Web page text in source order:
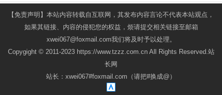
【免责声明】本站内容转载自互联网，其发布内容言论不代表本站观点，
如果其链接、内容的侵犯您的权益，烦请提交相关链接至邮箱
xwei067@foxmail.com我们将及时予以处理。
Copygight © 2011-2023 https://www.tzzz.com.cn All Rights Reserved.站
长网
站长：xwei067#foxmail.com（请把#换成@）